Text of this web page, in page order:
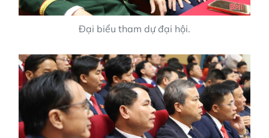
Đại biểu tham dự đại hội.